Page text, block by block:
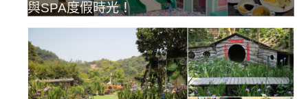
與SPA度假時光！